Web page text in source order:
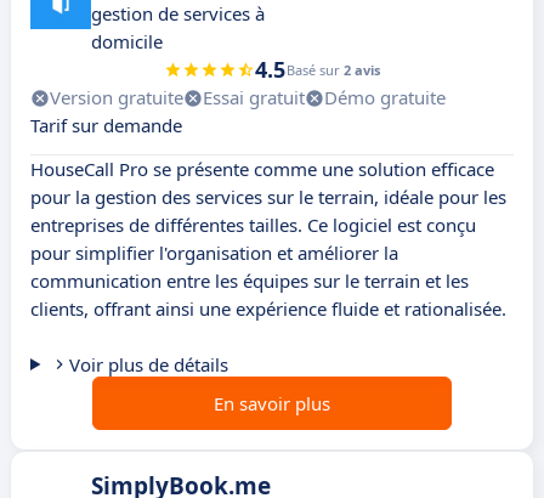
gestion de services à
domicile
4.5Basé sur 2 avis
Version gratuite Essai gratuit
Démo gratuite
Tarif sur demande
HouseCall Pro se présente comme une solution efficace
pour la gestion des services sur le terrain, idéale pour les
entreprises de différentes tailles. Ce logiciel est conçu
pour simplifier l'organisation et améliorer la
communication entre les équipes sur le terrain et les
clients, offrant ainsi une expérience fluide et rationalisée.
Voir plus de détails
En savoir plus
SimplyBook.me